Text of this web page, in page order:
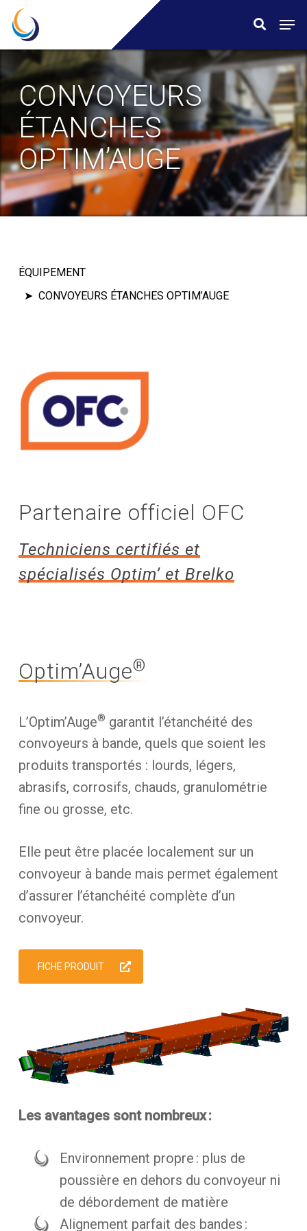
Skip
main
content
search
CONVOYEURS
ÉTANCHES
OPTIM’AUGE
ÉQUIPEMENT
CONVOYEURS ÉTANCHES OPTIM’AUGE
Partenaire officiel OFC
Techniciens certifiés et
spécialisés Optim’ et Brelko
Optim’Auge®
L’Optim’Auge® garantit l’étanchéité des
convoyeurs à bande, quels que soient les
produits transportés : lourds, légers,
abrasifs, corrosifs, chauds, granulométrie
fine ou grosse, etc.
Elle peut être placée localement sur un
convoyeur à bande mais permet également
d’assurer l’étanchéité complète d’un
convoyeur.
FICHE PRODUIT
Les avantages sont nombreux :
Environnement propre : plus de
poussière en dehors du convoyeur ni
de débordement de matière
Alignement parfait des bandes :